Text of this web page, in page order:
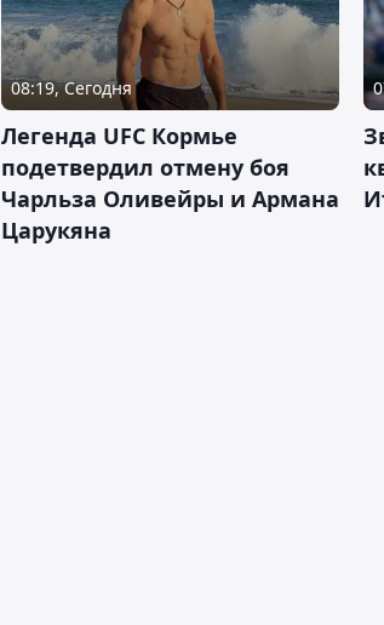
08:19, Сегодня
Легенда UFC Кормье
подетвердил отмену боя
Чарльза Оливейры и Армана
Царукяна